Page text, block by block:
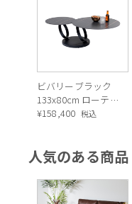
ビバリーブラック
133x80cm ローテー
ブル/コーヒーテー
¥158,400 税込
人気のある商品